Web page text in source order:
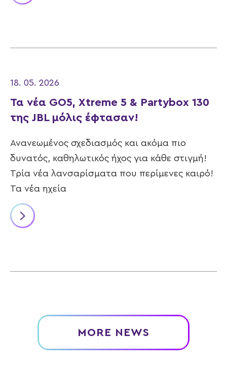
18. 05. 2026
Τα νέα GO5, Xtreme 5 & Partybox 130
της JBL μόλις έφτασαν!
Ανανεωμένος σχεδιασμός και ακόμα πιο
δυνατός, καθηλωτικός ήχος για κάθε στιγμή!
Τρία νέα λανσαρίσματα που περίμενες καιρό!
Τα νέα ηχεία
MORE NEWS